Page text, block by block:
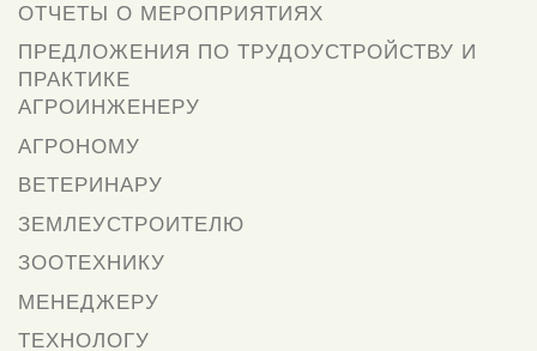
ОТЧЕТЫ О МЕРОПРИЯТИЯХ
ПРЕДЛОЖЕНИЯ ПО ТРУДОУСТРОЙСТВУ И
ПРАКТИКЕ
АГРОИНЖЕНЕРУ
АГРОНОМУ
ВЕТЕРИНАРУ
ЗЕМЛЕУСТРОИТЕЛЮ
ЗООТЕХНИКУ
МЕНЕДЖЕРУ
ТЕХНОЛОГУ